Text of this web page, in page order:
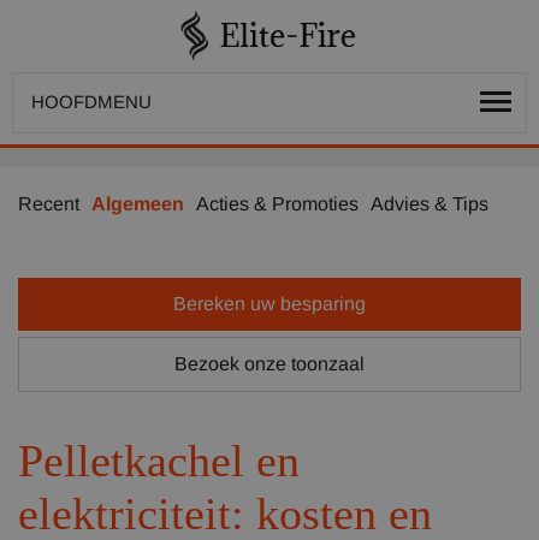
HOOFDMENU
Recent Algemeen Acties & Promoties Advies & Tips
Bereken uw besparing
Bezoek onze toonzaal
Pelletkachel en
elektriciteit: kosten en